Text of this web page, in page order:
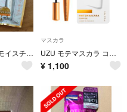
もてますカラ モイスチャーCo-3way(コンパクトタイプ)
マスカラ
UZU モテマスカラ コッパー
¥ 1,100